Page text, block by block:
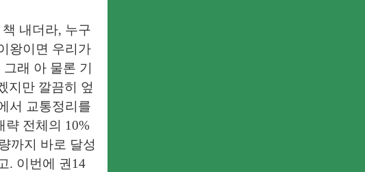
내더라, 누구
왕이면 우리가
래 아 물론 기
지만 깔끔히 엎
서 교통정리를
략 전체의 10%
까지 바로 달성
. 이번에 권14